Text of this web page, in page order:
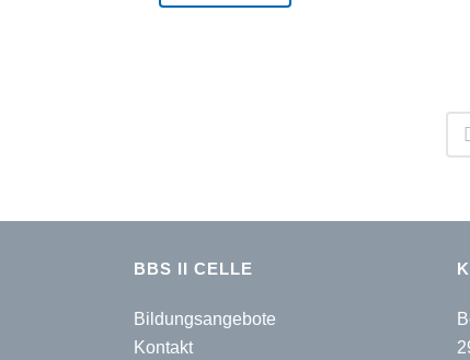
BBS II CELLE
Bildungsangebote
Kontakt